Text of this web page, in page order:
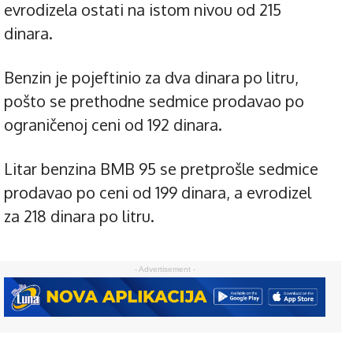
evrodizela ostati na istom nivou od 215
dinara.
Benzin je pojeftinio za dva dinara po litru,
pošto se prethodne sedmice prodavao po
ograničenoj ceni od 192 dinara.
Litar benzina BMB 95 se pretprošle sedmice
prodavao po ceni od 199 dinara, a evrodizel
za 218 dinara po litru.
- Advertisement -